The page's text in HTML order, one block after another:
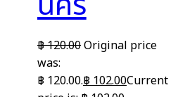
฿120.00Original price
was:
฿ 120.00.฿102.00Current